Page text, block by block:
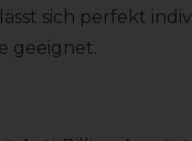
sich perfekt
geeignet.